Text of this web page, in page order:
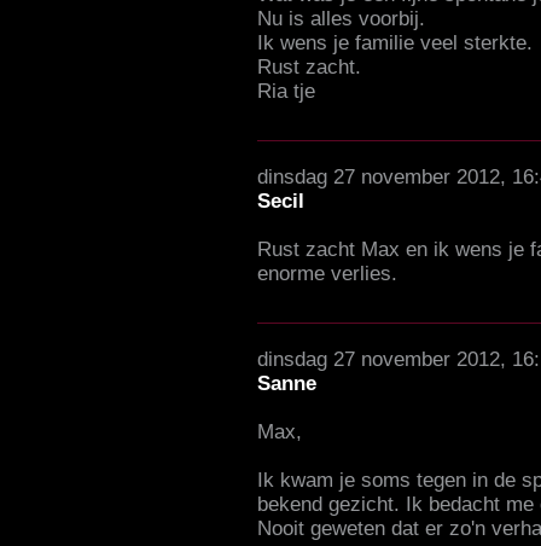
Nu is alles voorbij.
Ik wens je familie veel sterkte.
Rust zacht.
Ria tje
dinsdag 27 november 2012,
Secil
Rust zacht Max en ik wens je
enorme verlies.
dinsdag 27 november 2012,
Sanne
Max,
Ik kwam je soms tegen in de
bekend gezicht. Ik bedacht
Nooit geweten dat er zo'n